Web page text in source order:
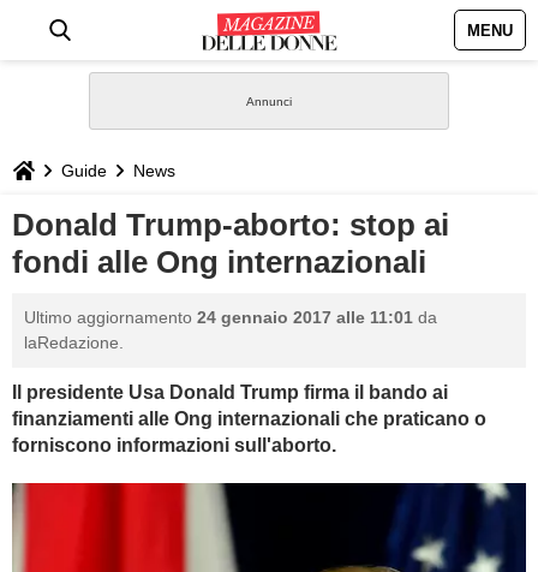
MENU
STILE
BIOGRAFIE
DEFINIZIONI
GASTRONOMIA
Guide News
Donald Trump-aborto: stop ai
fondi alle Ong internazionali
Ultimo aggiornamento 24 gennaio 2017 alle 11:01 da
laRedazione.
Il presidente Usa Donald Trump firma il bando ai
finanziamenti alle Ong internazionali che praticano o
forniscono informazioni sull'aborto.